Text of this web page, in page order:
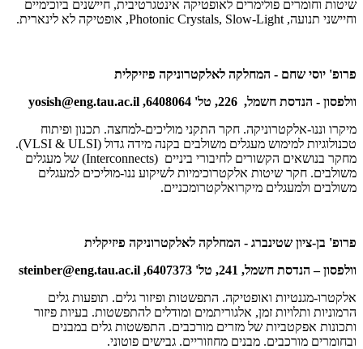
שיטות וחומרים פולימרים לאופטיקה אינטגרטיבית, חיישנים ביוכימיים
וחיישני תנועה, Photonic Crystals, Slow-Light, אופטיקה לא לינארית.
פרופ' יוסי שחם - המחלקה לאלקטרוניקה פיזיקלית
וולפסון - הנדסת חשמל, 226, טל' 6408064,
yosish@eng.tau.ac.il
מיקרו וננו-אלקטרוניקה. חקר התקני מוליכים-למחצה. תכנון ופיתוח
טכנולוגיות למימוש מעגלים משולבים בקנה מידה גדול (ULSI
&
VLSI
).
מחקר בנושאים הקשורים לחיבורי ביניים (Interconnects) של מעגלים
משולבים. חקר שיטות אלקטרוכימיות לשיקוע ננו-מוליכים למעגלים
משולבים ולמעגלים מיקרואלקטרומכניים.
פרופ' בן-ציון שטינברג - המחלקה לאלקטרוניקה פיזיקלית
וולפסון – הנדסת חשמל, 241, טל' 6407373,
steinber@eng.tau.ac.il
אלקטרו-מגנטיות ואופטיקה. התפשטות ופיזור גלים. תופעות גלים
הרמוניות ותלויות זמן, אלגוריתמים ומודלים להתפשטות. בעיות פיזור
ותכונות אפקטביות של מזרים מורכבים. התפשטות גלים במבנים
ובחומרים מורכבים. מבנים מחוזוריים. גבישים פוטוני.